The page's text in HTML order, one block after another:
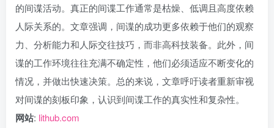
的间谍活动。真正的间谍工作通常是枯燥、低调且高度依赖
人际关系的。文章强调，间谍的成功更多依赖于他们的观察
力、分析能力和人际交往技巧，而非高科技装备。此外，间
谍的工作环境往往充满不确定性，他们必须适应不断变化的
情况，并做出快速决策。总的来说，文章呼吁读者重新审视
对间谍的刻板印象，认识到间谍工作的真实性和复杂性。
网站: lithub.com